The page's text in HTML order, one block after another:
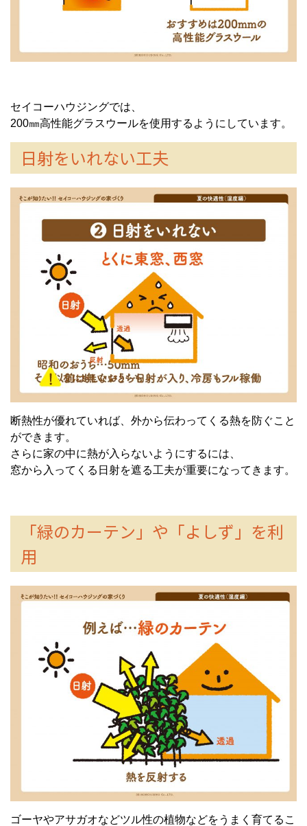
セイコーハウジングでは、
200㎜高性能グラスウールを使用するようにしています。
日射をいれない工夫
断熱性が優れていれば、外から伝わってくる熱を防ぐこと
ができます。
さらに家の中に熱が入らないようにするには、
窓から入ってくる日射を遮る工夫が重要になってきます。
「緑のカーテン」や「よしず」を利
用
ゴーヤやアサガオなどツル性の植物などをうまく育てるこ